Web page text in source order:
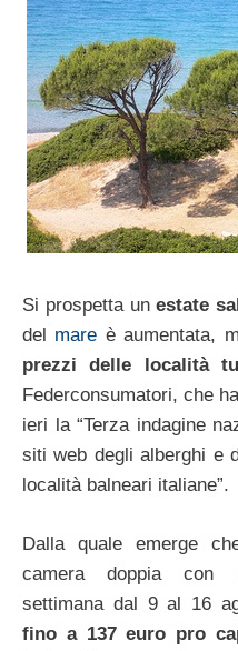
Si prospetta unestate
del mare è aumentata,
prezzi delle località
Federconsumatori, che
ieri la “Terza indagine
siti web degli alberghi e
località balneari italiane”.
Dalla quale emerge
camera doppia con
settimana dal 9 al 16
fino a 137 euro pro